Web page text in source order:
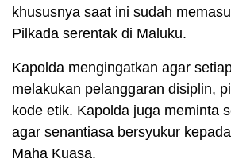
khususnya saat ini sudah
Pilkada serentak di Maluku.
Kapolda mengingatkan agar
melakukan pelanggaran disiplin,
kode etik. Kapolda juga meminta
agar senantiasa bersyukur
Maha Kuasa.